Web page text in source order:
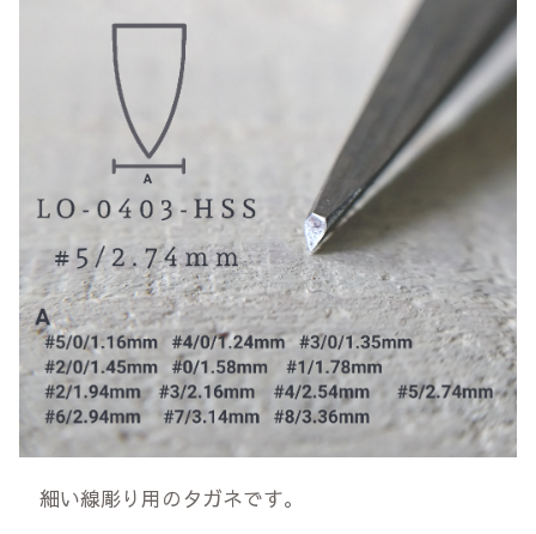
細い線彫り用のタガネです。